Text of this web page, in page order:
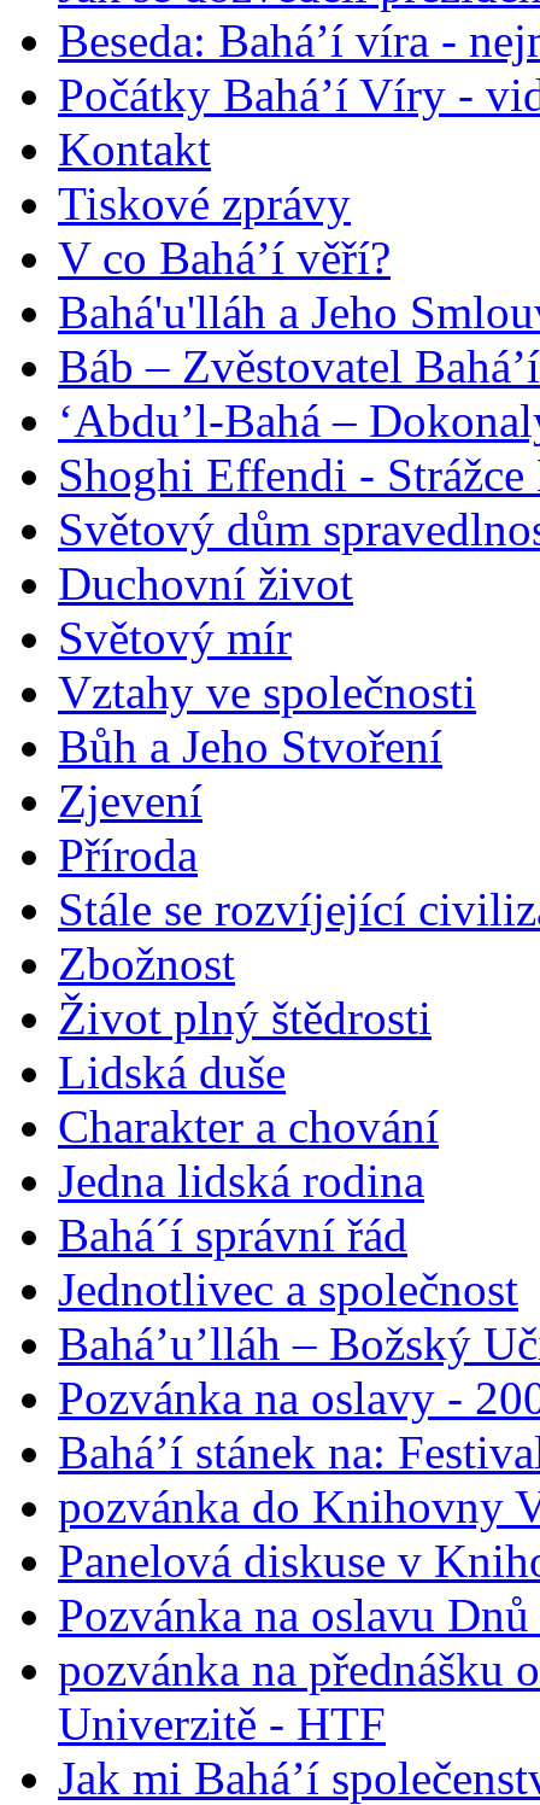
Beseda: Bahá’í víra -
Počátky Bahá’í Víry -
Kontakt
Tiskové zprávy
V co Bahá’í věří?
Bahá'u'lláh a Jeho
Báb – Zvěstovatel
‘Abdu’l-Bahá –
Shoghi Effendi -
Světový dům
Duchovní život
Světový mír
Vztahy ve společnosti
Bůh a Jeho Stvoření
Zjevení
Příroda
Stále se rozvíjející
Zbožnost
Život plný štědrosti
Lidská duše
Charakter a chování
Jedna lidská rodina
Bahá´í správní řád
Jednotlivec a společnost
Bahá’u’lláh – Božský
Pozvánka na oslavy -
Bahá’í stánek na:
pozvánka do Knihovny
Panelová diskuse v
Pozvánka na oslavu
pozvánka na přednášku
Univerzitě - HTF
Jak mi Bahá’í